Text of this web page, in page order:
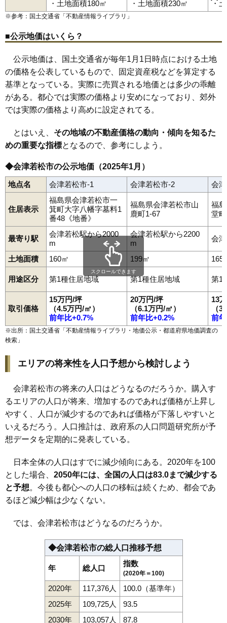
78 大戸町芦牧 6.6万円 335万円 4.6%
80 町北町谷地 6.5万円 144万円 -6.5%
81 河東町南高野 6.2万円 454万円 -0.4%
82 河東町金田 5.7万円 377万円 -1.8%
83 町北町始 5.6万円 691万円 1.5%
84 門田町工業団地 5.2万円 3,145万円 5.2%
85 河東町東長原 5.1万円 321万円
86 真宮新町北 5.1万円 1,005万円 0.3%
87 一箕町鶴賀 4.8万円 714万円
89 神指町黒川 4.0万円
90 高野町上高野 731万円 3.0%
高野町中沼 3.0万円 584万円 -7.2%
大戸町上三寄 120万円 -8.4%
町北町藤室 2.8万円 183万円
河東町郡山 2.5万円
95 門田町堤沢 2.4万円 -7.6%
96 河東町工業団地 2.0万円 1,182万円 -7.8%
97 神指町北四合 1.9万円 782万円 -6.6%
98 北会津町上米塚 840万円 -18.9%
北会津町下米塚 270万円 -16.0%
100 北会津町蟹川 1.5万円 66万円 -19.2%
・土地面積180㎡ ・土地面積230㎡ ・
※参考：国土交通省「不動産情報ライブラリ 」
■公示地価はいくら？
公示地価は、国土交通省が毎年1月1日時点における土地
の価格を公表しているもので、固定資産税などを算定する
基準となっている。実際に売買される地価とは多少の乖離
がある。都心では実際の価格より安めになっており、郊外
では実際の価格より高めに設定されてる。
とはいえ、 その地域の不動産価格の動向・傾向を知るた
めの重要な指標となるので、参考にしよう。
◆会津若松市の公示地価（2025年1月）
地点名 会津若松市-1 会津若松市-2 会
住居表示
福島県会津若松市一
箕町大字八幡字墓料1
番48《地番》
福島県会津若松市山
鹿町1-67
福
堂
最寄り駅
会津若松駅から2000
m
会津若松駅から2200
m
会
土地面積 160㎡ 199㎡ 165
用途区分 第1種住居地域 第1種住居地域 第1
取引価格
15万円/坪
（4.5万円/㎡）
前年比+0.7%
20万円/坪
（6.1万円/㎡）
前年比+0.2%
13
（
前
スクロールできます
※出所：国土交通省「不動産情報ライブラリ・地価公示・都道府県地価調査の
検索 」
エリアの将来性を人口予想から検討しよう
会津若松市の将来の人口はどうなるのだろうか。購入す
るエリアの人口が将来、増加するのであれば価格が上昇し
やすく、人口が減少するのであれば価格が下落しやすいと
いえるだろう。人口推計は、政府系の人口問題研究所が予
想データを定期的に発表している。
日本全体の人口はすでに減少傾向にある。2020年を100
とした場合、 2050年には、全国の人口は83.0まで減少する
と予想。今後も都心への人口の移転は続くため、都会であ
るほど減少幅は少なくない。
では、会津若松市はどうなるのだろうか。
◆会津若松市の総人口推移予想
年 総人口
指数
(2020年＝100)
2020年 117,376人
100.0（基準年）
2025年
109,725人
93.5
2030年
103,057人
87.8
城東町城北町新横町住吉町 千石町宝町滝沢町館脇町
中央鶴賀町天神町天寧寺町中島町七日町西栄町西七日町
西年貢日新町 花春町東栄町 東千石 東年貢
町北町始町北町藤室
南千石町南花畑宮町明和町門田町一ノ堰門田町御山
門田町黒岩
門田町工業団地
門田町徳久
門田町中野門田町飯寺門田町年貢町門田町日吉柳原町
山鹿町湯川町 八日町米代和田 河東町工業団地飯寺北 扇町
白虎町山見町
広田駅会津若松駅七日町駅西若松駅会津本郷駅